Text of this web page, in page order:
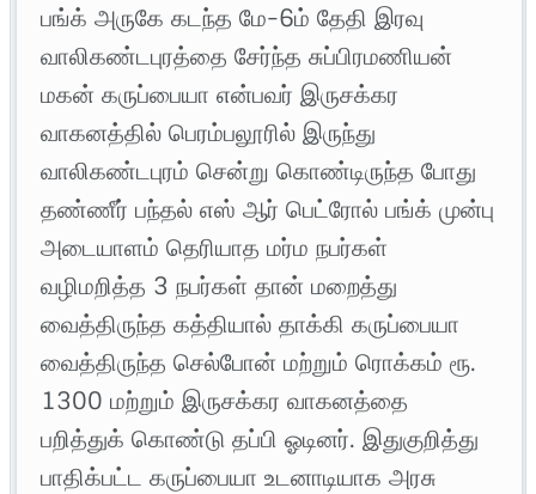
பங்க் அருகே கடந்த மே-6ம் தேதி இரவு
வாலிகண்டபுரத்தை சேர்ந்த சுப்பிரமணியன்
மகன் கருப்பையா என்பவர் இருசக்கர
வாகனத்தில் பெரம்பலூரில் இருந்து
வாலிகண்டபுரம் சென்று கொண்டிருந்த போது
தண்ணீர் பந்தல் எஸ் ஆர் பெட்ரோல் பங்க் முன்பு
அடையாளம் தெரியாத மர்ம நபர்கள்
வழிமறித்த 3 நபர்கள் தான் மறைத்து
வைத்திருந்த கத்தியால் தாக்கி கருப்பையா
வைத்திருந்த செல்போன் மற்றும் ரொக்கம் ரூ.
1300 மற்றும் இருசக்கர வாகனத்தை
பறித்துக் கொண்டு தப்பி ஓடினர். இதுகுறித்து
பாதிக்பட்ட கருப்பையா உடனாடியாக அரசு